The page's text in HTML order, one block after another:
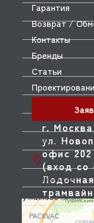
NTF
NUOVA SIMONELLI
OEM
OLAB
OLYMPIA
OMNIWASH
ORVED
OZTIRYAKILER
P.L. Proff Cuisine
PACKVAC
г.
ул.
офис
(вход со
Гарантия
Возврат /
Контакты
Бренды
Статьи